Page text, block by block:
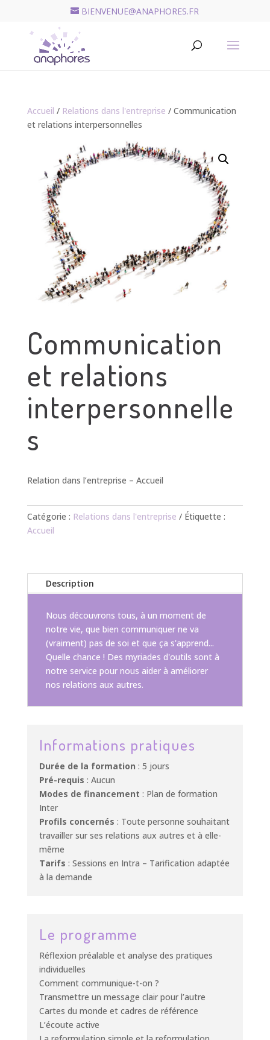
BIENVENUE@ANAPHORES.FR
Accueil / Relations dans l'entreprise / Communication
et relations interpersonnelles
Communication
et relations
interpersonnelle
s
Relation dans l’entreprise – Accueil
Catégorie : Relations dans l'entreprise
Étiquette :
Accueil
Description
Nous découvrons tous, à un moment de
notre vie, que bien communiquer ne va
(vraiment) pas de soi et que ça s'apprend...
Quelle chance ! Des myriades d'outils sont à
notre service pour nous aider à améliorer
nos relations aux autres.
Informations pratiques
Durée de la formation : 5 jours
Pré-requis : Aucun
Modes de financement : Plan de formation
Inter
Profils concernés : Toute personne souhaitant
travailler sur ses relations aux autres et à elle-
même
Tarifs : Sessions en Intra – Tarification adaptée
à la demande
Le programme
Réflexion préalable et analyse des pratiques
individuelles
Comment communique-t-on ?
Transmettre un message clair pour l’autre
Cartes du monde et cadres de référence
L’écoute active